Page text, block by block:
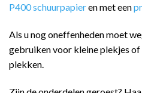
P400 schuurpapieren met een
Als u nog oneffenheden moet
gebruiken voor kleine plekjes of
plekken.